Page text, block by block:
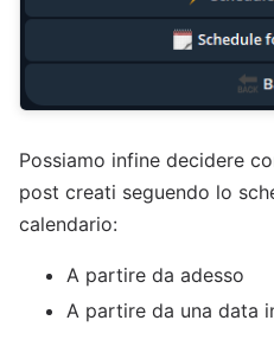
Possiamo infine decidere
post creati seguendo lo
calendario:
A partire da adesso
A partire da una data